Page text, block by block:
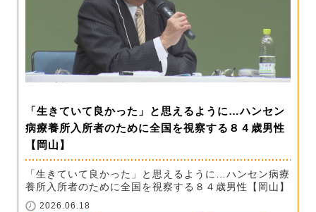
「生きていて良かった」と思えるように…ハンセン
病療養所入所者のために全国を視察する８４歳男性
【岡山】
「生きていて良かった」と思えるように…ハンセン病療
養所入所者のために全国を視察する８４歳男性【岡山】
2026.06.18